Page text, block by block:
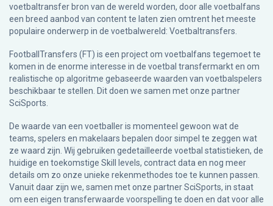
voetbaltransfer bron van de wereld worden, door alle voetbalfans
een breed aanbod van content te laten zien omtrent het meeste
populaire onderwerp in de voetbalwereld: Voetbaltransfers.
FootballTransfers (FT) is een project om voetbalfans tegemoet te
komen in de enorme interesse in de voetbal transfermarkt en om
realistische op algoritme gebaseerde waarden van voetbalspelers
beschikbaar te stellen. Dit doen we samen met onze partner
SciSports
De waarde van een voetballer is momenteel gewoon wat de
teams, spelers en makelaars bepalen door simpel te zeggen wat
ze waard zijn. Wij gebruiken gedetailleerde voetbal statistieken, de
huidige en toekomstige Skill levels, contract data en nog meer
details om zo onze unieke rekenmethodes toe te kunnen passen.
Vanuit daar zijn we, samen met onze partner SciSports, in staat
om een eigen transferwaarde voorspelling te doen en dat voor alle